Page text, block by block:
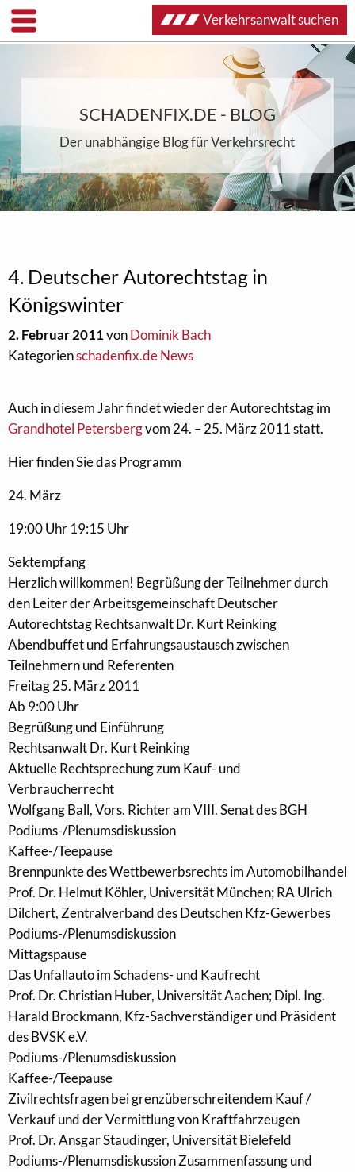
SCHADENFIX.DE - BLOG
Der unabhängige Blog für Verkehrsrecht
4. Deutscher Autorechtstag in
Königswinter
2. Februar 2011vonDominik Bach
Kategorienschadenfix.de News
Auch in diesem Jahr findet wieder der Autorechtstag im
Grandhotel Petersbergvom 24. – 25. März 2011 statt.
Hier finden Sie das Programm
24. März
19:00 Uhr 19:15 Uhr
Sektempfang
Herzlich willkommen! Begrüßung der Teilnehmer durch
den Leiter der Arbeitsgemeinschaft Deutscher
Autorechtstag Rechtsanwalt Dr. Kurt Reinking
Abendbuffet und Erfahrungsaustausch zwischen
Teilnehmern und Referenten
Freitag 25. März 2011
Ab 9:00 Uhr
Begrüßung und Einführung
Rechtsanwalt Dr. Kurt Reinking
Aktuelle Rechtsprechung zum Kauf- und
Verbraucherrecht
Wolfgang Ball, Vors. Richter am VIII. Senat des BGH
Podiums-/Plenumsdiskussion
Kaffee-/Teepause
Brennpunkte des Wettbewerbsrechts im Automobilhandel
Prof. Dr. Helmut Köhler, Universität München; RA Ulrich
Dilchert, Zentralverband des Deutschen Kfz-Gewerbes
Podiums-/Plenumsdiskussion
Mittagspause
Das Unfallauto im Schadens- und Kaufrecht
Prof. Dr. Christian Huber, Universität Aachen; Dipl. Ing.
Harald Brockmann, Kfz-Sachverständiger und Präsident
des BVSK e.V.
Podiums-/Plenumsdiskussion
Kaffee-/Teepause
Zivilrechtsfragen bei grenzüberschreitendem Kauf /
Verkauf und der Vermittlung von Kraftfahrzeugen
Prof. Dr. Ansgar Staudinger, Universität Bielefeld
Podiums-/Plenumsdiskussion Zusammenfassung und
Verkehrsanwalt suchen